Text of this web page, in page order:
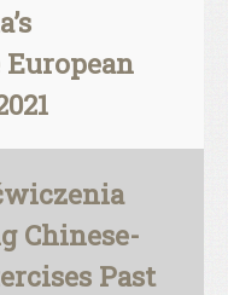
Chinese-
Past